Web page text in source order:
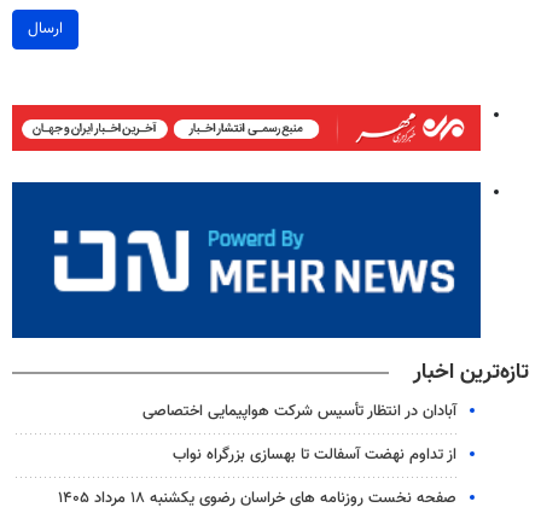
ارسال
تازه‌ترین اخبار
آبادان در انتظار تأسیس شرکت هواپیمایی اختصاصی
از تداوم نهضت آسفالت تا بهسازی بزرگراه نواب
صفحه نخست روزنامه های خراسان رضوی یکشنبه ۱۸ مرداد ۱۴۰۵